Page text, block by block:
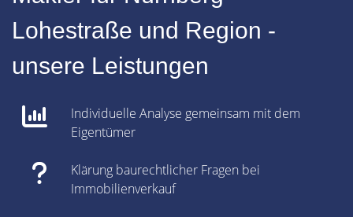
Lohestraße und Region -
unsere Leistungen
Individuelle Analyse gemeinsam mit dem
Eigentümer
Klärung baurechtlicher Fragen bei
Immobilienverkauf